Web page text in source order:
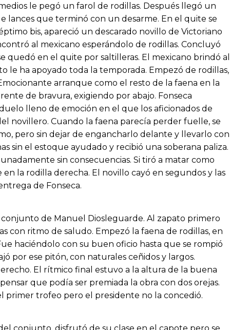
le pegó un farol de rodillas. Después llegó un
lances que terminó con un desarme. En el quite se
bis, apareció un descarado novillo de Victoriano
al mexicano esperándolo de rodillas. Concluyó
quedó en el quite por saltilleras. El mexicano brindó al
le ha apoyado toda la temporada. Empezó de rodillas,
arranque como el resto de la faena en la
de bravura, exigiendo por abajo. Fonseca
lleno de emoción en el que los aficionados de
novillero. Cuando la faena parecía perder fuelle, se
pero sin dejar de engancharlo delante y llevarlo con
sin el estoque ayudado y recibió una soberana paliza.
sin consecuencias. Si tiró a matar como
la rodilla derecha. El novillo cayó en segundos y las
de Fonseca.
de Manuel Diosleguarde. Al zapato primero
con ritmo de saludo. Empezó la faena de rodillas, en
haciéndolo con su buen oficio hasta que se rompió
por ese pitón, con naturales ceñidos y largos.
El rítmico final estuvo a la altura de la buena
que podía ser premiada la obra con dos orejas.
primer trofeo pero el presidente no la concedió.